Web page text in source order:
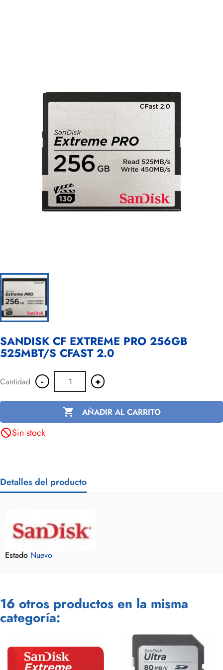
SANDISK CF EXTREME PRO 256GB
525MBT/S CFAST 2.0
Cantidad - +
 AÑADIR AL CARRITO
not_interestedSin stock
Detalles del producto
Estado Nuevo
16 otros productos en la misma
categoría: